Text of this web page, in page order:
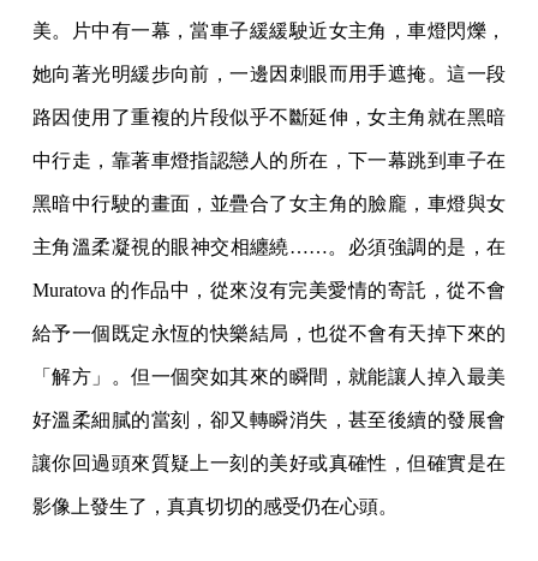
美。片中有一幕，當車子緩緩駛近女主角，車燈閃爍，
她向著光明緩步向前，一邊因刺眼而用手遮掩。這一段
路因使用了重複的片段似乎不斷延伸，女主角就在黑暗
中行走，靠著車燈指認戀人的所在，下一幕跳到車子在
黑暗中行駛的畫面，並疊合了女主角的臉龐，車燈與女
主角溫柔凝視的眼神交相纏繞……。必須強調的是，在
Muratova 的作品中，從來沒有完美愛情的寄託，從不會
給予一個既定永恆的快樂結局，也從不會有天掉下來的
「解方」。但一個突如其來的瞬間，就能讓人掉入最美
好溫柔細膩的當刻，卻又轉瞬消失，甚至後續的發展會
讓你回過頭來質疑上一刻的美好或真確性，但確實是在
影像上發生了，真真切切的感受仍在心頭。